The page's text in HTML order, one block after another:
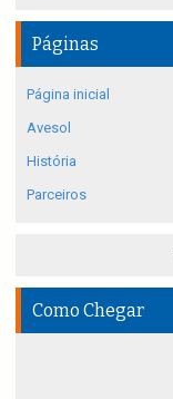
Páginas
Página inicial
Avesol
História
Parceiros
Como Chegar